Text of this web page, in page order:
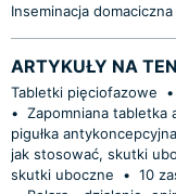
Inseminacja domaciczna
ARTYKUŁY NA
Tabletki pięciofazowe •
• Zapomniana tabletka
pigułka antykoncepcyjna
jak stosować, skutki
skutki uboczne
• 10